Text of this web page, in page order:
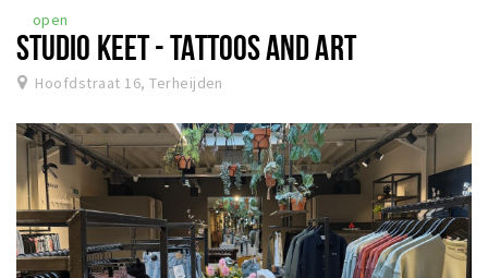
open
STUDIO KEET - TATTOOS AND ART
Hoofdstraat 16, Terheijden